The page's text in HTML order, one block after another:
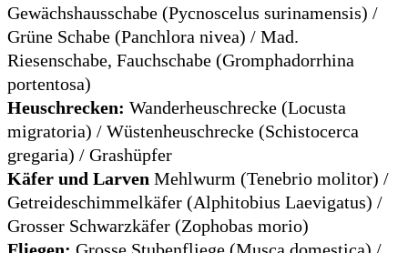
Gewächshausschabe (Pycnoscelus surinamensis) /
Grüne Schabe (Panchlora nivea) / Mad.
Riesenschabe, Fauchschabe (Gromphadorrhina
portentosa)
Heuschrecken: Wanderheuschrecke (Locusta
migratoria) / Wüstenheuschrecke (Schistocerca
gregaria) / Grashüpfer
Käfer und Larven Mehlwurm (Tenebrio molitor) /
Getreideschimmelkäfer (Alphitobius Laevigatus) /
Grosser Schwarzkäfer (Zophobas morio)